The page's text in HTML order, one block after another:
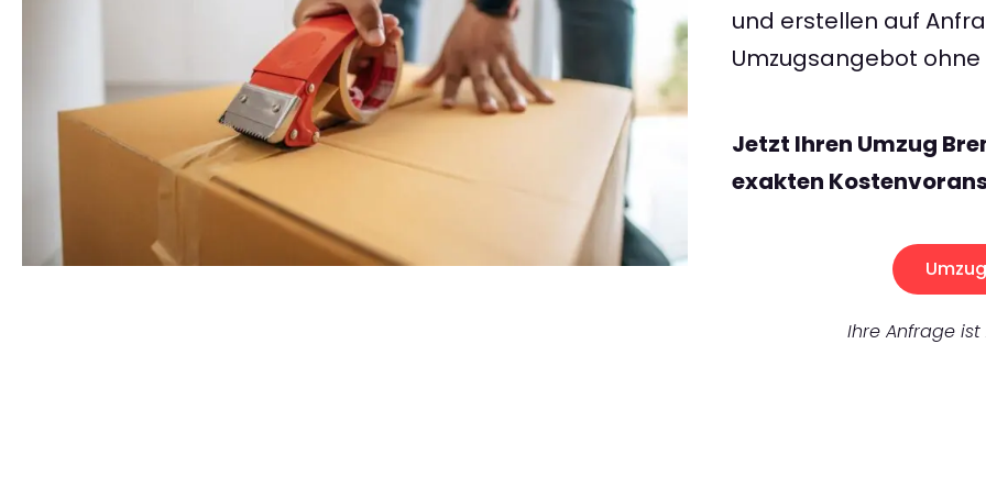
und erstellen auf
Umzugsangebot
Jetzt Ihren Umzug
exakten
Ihre Anfrage ist